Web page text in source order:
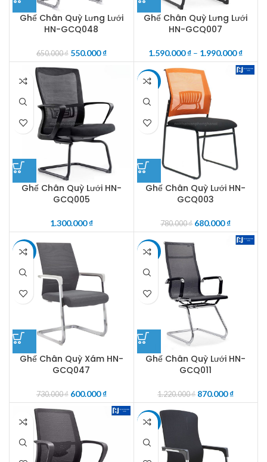
Ghế Chân Quỳ Lưng Lưới
HN-GCQ048
650.000₫ 550.000₫
Ghế Chân Quỳ Lưng Lưới
HN-GCQ007
1.590.000₫ – 1.990.000₫
Ghế Chân Quỳ Lưới HN-
GCQ005
1.300.000₫
-13%
Ghế Chân Quỳ Lưới HN-
GCQ003
780.000₫ 680.000₫
-18%
Ghế Chân Quỳ Xám HN-
GCQ047
730.000₫ 600.000₫
-29%
Ghế Chân Quỳ Lưới HN-
GCQ011
1.220.000₫ 870.000₫
-14%